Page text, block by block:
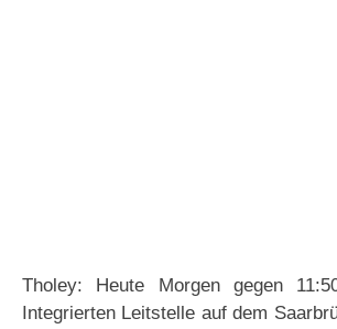
Tholey: Heute Morgen gegen
Integrierten Leitstelle auf dem